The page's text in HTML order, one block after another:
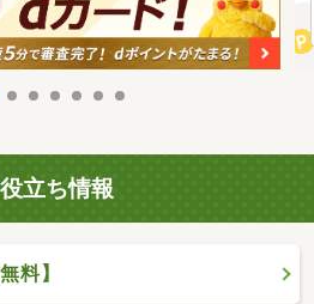
立ち情報
料】